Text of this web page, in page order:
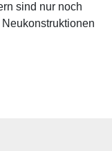
sind nur noch